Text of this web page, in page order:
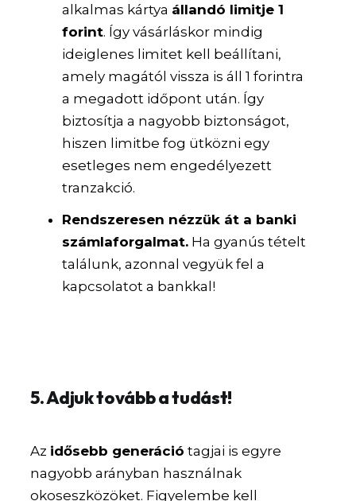
alkalmas kártya állandó limitje 1
forint. Így vásárláskor mindig
ideiglenes limitet kell beállítani,
amely magától vissza is áll 1 forintra
a megadott időpont után. Így
biztosítja a nagyobb biztonságot,
hiszen limitbe fog ütközni egy
esetleges nem engedélyezett
tranzakció.
Rendszeresen nézzük át a banki
számlaforgalmat. Ha gyanús tételt
találunk, azonnal vegyük fel a
kapcsolatot a bankkal!
5. Adjuk tovább a tudást!
Az idősebb generáció tagjai is egyre
nagyobb arányban használnak
okoseszközöket. Figyelembe kell